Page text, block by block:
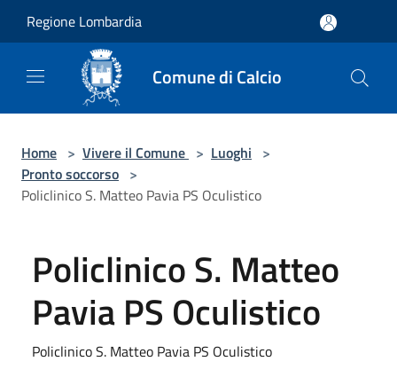
Regione Lombardia
Comune di Calcio
Home > Vivere il Comune > Luoghi >
Pronto soccorso >
Policlinico S. Matteo Pavia PS Oculistico
Policlinico S. Matteo
Pavia PS Oculistico
Policlinico S. Matteo Pavia PS Oculistico